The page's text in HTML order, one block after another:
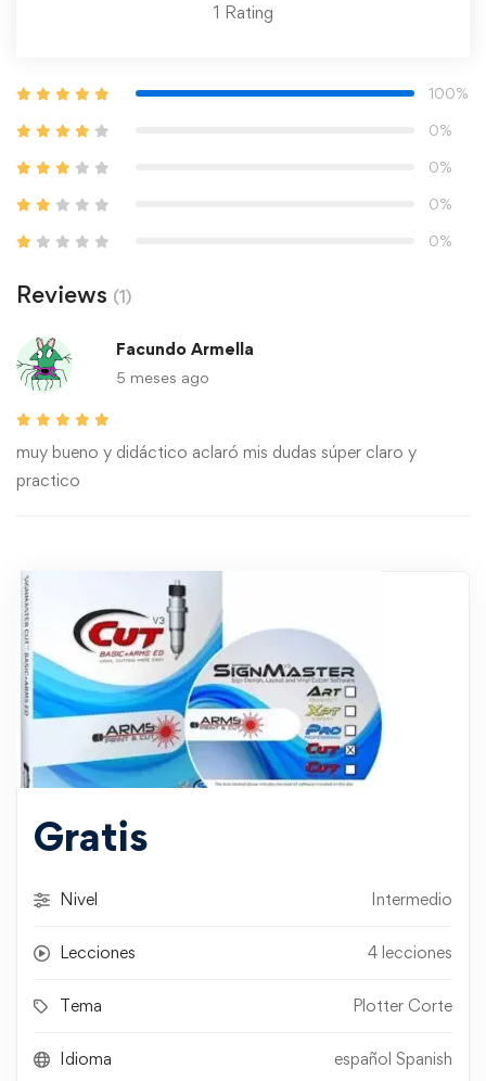
1 Rating
100%
0%
0%
0%
0%
Reviews (1)
Facundo Armella
5 meses ago
muy bueno y didáctico aclaró mis dudas súper claro y
practico
Gratis
Nivel Intermedio
Lecciones 4 lecciones
Tema Plotter Corte
Idioma español Spanish